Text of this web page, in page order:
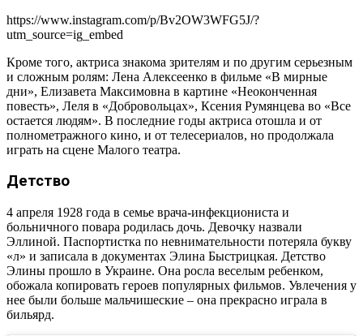
https://www.instagram.com/p/Bv2OW3WFG5J/?
utm_source=ig_embed
Кроме того, актриса знакома зрителям и по другим серьезным
и сложным ролям: Лена Алексеенко в фильме «В мирные
дни», Елизавета Максимовна в картине «Неоконченная
повесть», Леля в «Добровольцах», Ксения Румянцева во «Все
остается людям». В последние годы актриса отошла и от
полнометражного кино, и от телесериалов, но продолжала
играть на сцене Малого театра.
Детство
4 апреля 1928 года в семье врача-инфекциониста и
больничного повара родилась дочь. Девочку назвали
Эллиной. Паспортистка по невнимательности потеряла букву
«л» и записала в документах Элина Быстрицкая. Детство
Элины прошло в Украине. Она росла веселым ребенком,
обожала копировать героев популярных фильмов. Увлечения у
нее были больше мальчишеские – она прекрасно играла в
бильярд.